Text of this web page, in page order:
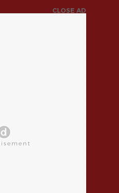
CLOSE AD